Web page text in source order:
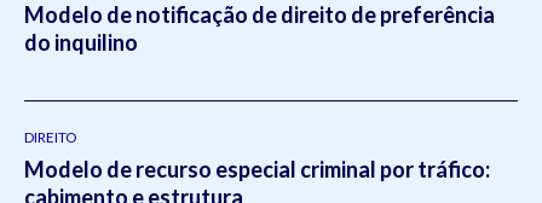
Modelo de notificação de direito de preferência
do inquilino
DIREITO
Modelo de recurso especial criminal por tráfico:
cabimento e estrutura